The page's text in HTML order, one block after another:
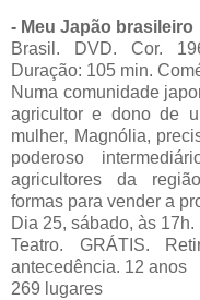
- Meu Japão brasileiro
Brasil. DVD. Cor.
Duração: 105 min.
Numa comunidade
agricultor e dono de
mulher, Magnólia,
poderoso
agricultores da
formas para vender a
Dia 25, sábado, às 17h.
Teatro. GRÁTIS.
antecedência. 12 anos
269 lugares